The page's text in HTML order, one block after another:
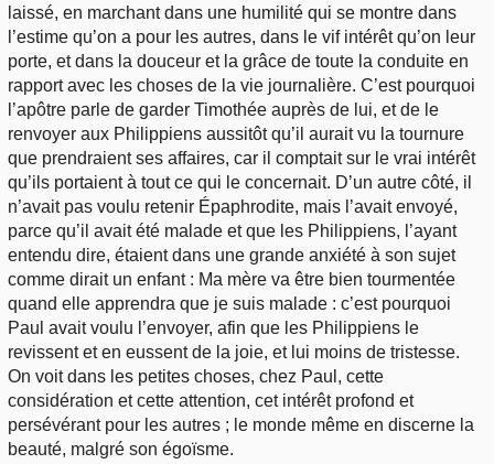
laissé, en marchant dans une humilité qui se montre dans
l’estime qu’on a pour les autres, dans le vif intérêt qu’on leur
porte, et dans la douceur et la grâce de toute la conduite en
rapport avec les choses de la vie journalière. C’est pourquoi
l’apôtre parle de garder Timothée auprès de lui, et de le
renvoyer aux Philippiens aussitôt qu’il aurait vu la tournure
que prendraient ses affaires, car il comptait sur le vrai intérêt
qu’ils portaient à tout ce qui le concernait. D’un autre côté, il
n’avait pas voulu retenir Épaphrodite, mais l’avait envoyé,
parce qu’il avait été malade et que les Philippiens, l’ayant
entendu dire, étaient dans une grande anxiété à son sujet
comme dirait un enfant : Ma mère va être bien tourmentée
quand elle apprendra que je suis malade : c’est pourquoi
Paul avait voulu l’envoyer, afin que les Philippiens le
revissent et en eussent de la joie, et lui moins de tristesse.
On voit dans les petites choses, chez Paul, cette
considération et cette attention, cet intérêt profond et
persévérant pour les autres ; le monde même en discerne la
beauté, malgré son égoïsme.